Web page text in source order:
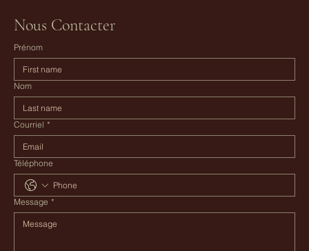
Nous Contacter
Prénom
Nom
Courriel *
Téléphone
Message *